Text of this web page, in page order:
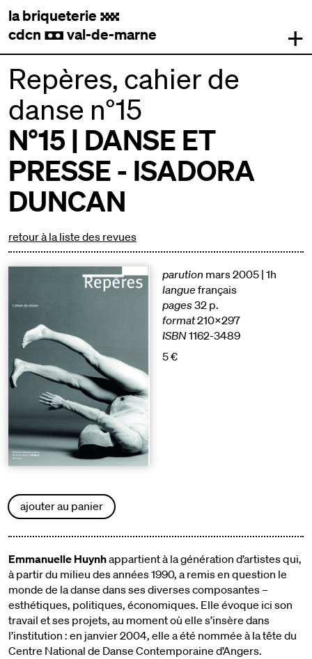
la briqueterie .
cdcn , val-de-marne
+
Repères, cahier de
danse n°15
N°15 | DANSE ET
PRESSE - ISADORA
DUNCAN
retour à la liste des revues
parution mars 2005 | 1h
langue français
pages32 p.
format210x297
ISBN1162-3489
5 €
ajouter au panier
Emmanuelle Huynhappartient à la génération d’artistes qui,
à partir du milieu des années 1990, a remis en question le
monde de la danse dans ses diverses composantes –
esthétiques, politiques, économiques. Elle évoque ici son
travail et ses projets, au moment où elle s’insère dans
l’institution : en janvier 2004, elle a été nommée à la tête du
Centre National de Danse Contemporaine d’Angers.